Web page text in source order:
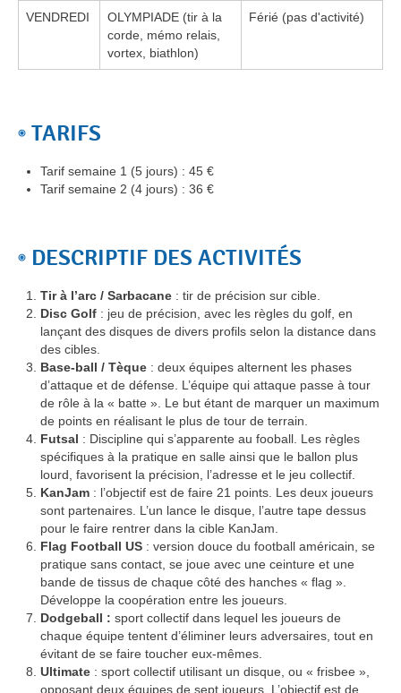
VENDREDI
OLYMPIADE (tir à la
corde, mémo relais,
vortex, biathlon)
Férié (pas d'activité)
TARIFS
Tarif semaine 1 (5 jours) : 45 €
Tarif semaine 2 (4 jours) : 36 €
DESCRIPTIF DES ACTIVITÉS
Tir à l’arc / Sarbacane : tir de précision sur cible.
Disc Golf : jeu de précision, avec les règles du golf, en
lançant des disques de divers profils selon la distance dans
des cibles.
Base-ball / Tèque : deux équipes alternent les phases
d’attaque et de défense. L’équipe qui attaque passe à tour
de rôle à la « batte ». Le but étant de marquer un maximum
de points en réalisant le plus de tour de terrain.
Futsal : Discipline qui s’apparente au fooball. Les règles
spécifiques à la pratique en salle ainsi que le ballon plus
lourd, favorisent la précision, l’adresse et le jeu collectif.
KanJam : l’objectif est de faire 21 points. Les deux joueurs
sont partenaires. L’un lance le disque, l’autre tape dessus
pour le faire rentrer dans la cible KanJam.
Flag Football US : version douce du football américain, se
pratique sans contact, se joue avec une ceinture et une
bande de tissus de chaque côté des hanches « flag ».
Développe la coopération entre les joueurs.
Dodgeball : sport collectif dans lequel les joueurs de
chaque équipe tentent d’éliminer leurs adversaires, tout en
évitant de se faire toucher eux-mêmes.
Ultimate : sport collectif utilisant un disque, ou « frisbee »,
opposant deux équipes de sept joueurs. L’objectif est de